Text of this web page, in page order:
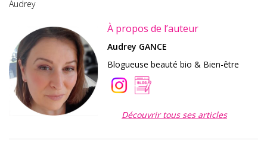
Audrey
À propos de l’auteur
Audrey GANCE
Blogueuse beauté bio & Bien-être
Découvrir tous ses articles